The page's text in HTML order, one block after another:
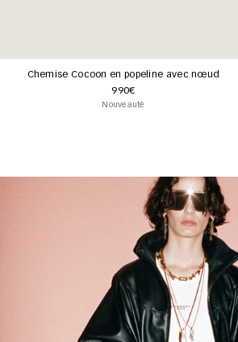
Chemise Cocoon en popeline avec nœud
990€
Nouveauté